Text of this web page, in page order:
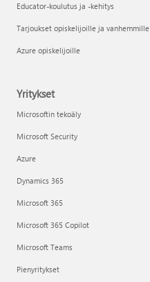
Educator-koulutus ja -kehitys
Tarjoukset opiskelijoille ja vanhemmille
Azure opiskelijoille
Yritykset
Microsoftin tekoäly
Microsoft Security
Azure
Dynamics 365
Microsoft 365
Microsoft 365 Copilot
Microsoft Teams
Pienyritykset